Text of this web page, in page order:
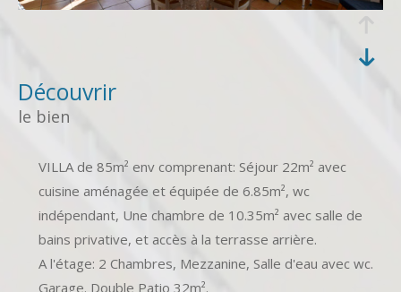
découvrir
le bien
VILLA de 85m² env comprenant: Séjour 22m² avec
cuisine aménagée et équipée de 6.85m², wc
indépendant, Une chambre de 10.35m² avec salle de
bains privative, et accès à la terrasse arrière.
A l'étage: 2 Chambres, Mezzanine, Salle d'eau avec wc.
Garage. Double Patio 32m².